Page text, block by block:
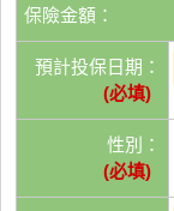
保險金額：
預計投保日期：
(必填)
性別：
(必填)